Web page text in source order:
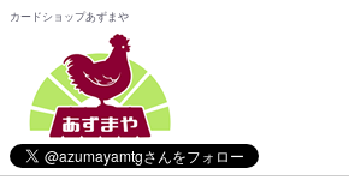
カードショップあずまや